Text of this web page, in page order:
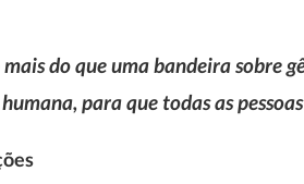
do que uma bandeira sobre
para que todas as